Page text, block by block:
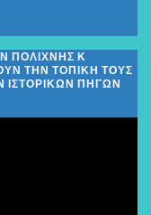
ΠΟΛΊΧΝΗΣ Κ
ΤΗΝ ΤΟΠΙΚΉ ΤΟΥΣ
ΙΣΤΟΡΙΚΏΝ ΠΗΓΏΝ